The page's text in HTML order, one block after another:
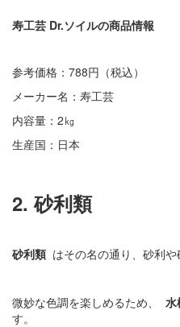
寿工芸 Dr.ソイルの商品情報
参考価格：788円（税込）
メーカー名：寿工芸
内容量：2㎏
生産国：日本
2. 砂利類
砂利類 はその名の通り、砂利や
微妙な色調を楽しめるため、 水
す。